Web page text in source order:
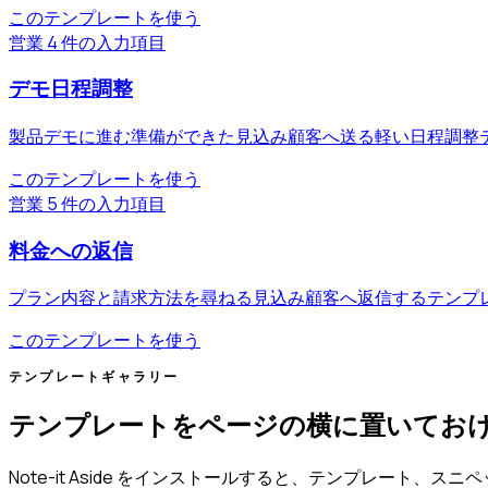
このテンプレートを使う
営業 4 件の入力項目
デモ日程調整
製品デモに進む準備ができた見込み顧客へ送る軽い日程調整
このテンプレートを使う
営業 5 件の入力項目
料金への返信
プラン内容と請求方法を尋ねる見込み顧客へ返信するテンプ
このテンプレートを使う
テンプレートギャラリー
テンプレートをページの横に置いてお
Note-it Aside をインストールすると、テンプレート、スニ